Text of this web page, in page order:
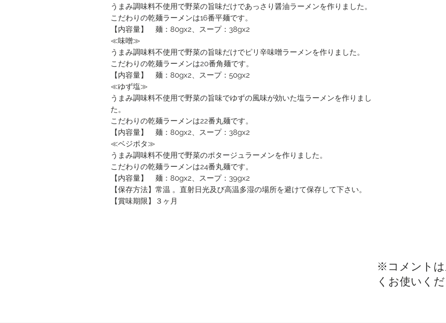
うまみ調味料不使用で野菜の旨味だけであっさり醤油ラーメンを作りました。
こだわりの乾麺ラーメンは16番平麺です。
【内容量】 麺：80gx2、スープ：38gx2
≪味噌≫
うまみ調味料不使用で野菜の旨味だけでピリ辛味噌ラーメンを作りました。
こだわりの乾麺ラーメンは20番角麺です。
【内容量】 麺：80gx2、スープ：50gx2
≪ゆず塩≫
うまみ調味料不使用で野菜の旨味でゆずの風味が効いた塩ラーメンを作りまし
た。
こだわりの乾麺ラーメンは22番丸麺です。
【内容量】 麺：80gx2、スープ：38gx2
≪ベジポタ≫
うまみ調味料不使用で野菜のポタージュラーメンを作りました。
こだわりの乾麺ラーメンは24番丸麺です。
【内容量】 麺：80gx2、スープ：39gx2
【保存方法】常温 。直射日光及び高温多湿の場所を避けて保存して下さい。
【賞味期限】３ヶ月
​※コメントは
くお使いくだ